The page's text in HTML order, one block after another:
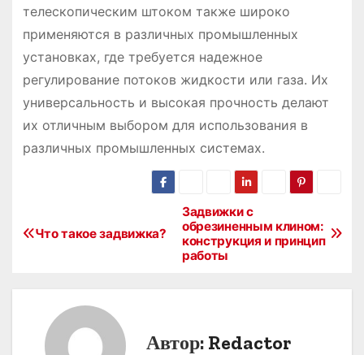
телескопическим штоком также широко
применяются в различных промышленных
установках, где требуется надежное
регулирование потоков жидкости или газа. Их
универсальность и высокая прочность делают
их отличным выбором для использования в
различных промышленных системах.
Задвижки с
обрезиненным клином:
конструкция и принцип
работы
Что такое задвижка?
Автор: Redactor